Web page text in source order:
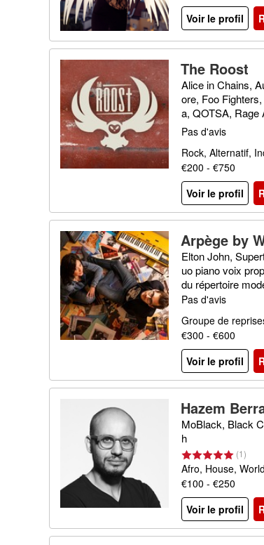
Voir le profil
The Roost
Alice in Chains,
ore, Foo
a, QOTSA, Rage
OAD,
Pas d'avis
Rock, Alternatif,
€200 - €750
Voir le profil
Arpège by
Elton John,
uo piano voix
du répertoire
Pas d'avis
Groupe de
€300 - €600
Voir le profil
Hazem
MoBlack, Black
h
(1)
Afro, House,
€100 - €250
Voir le profil